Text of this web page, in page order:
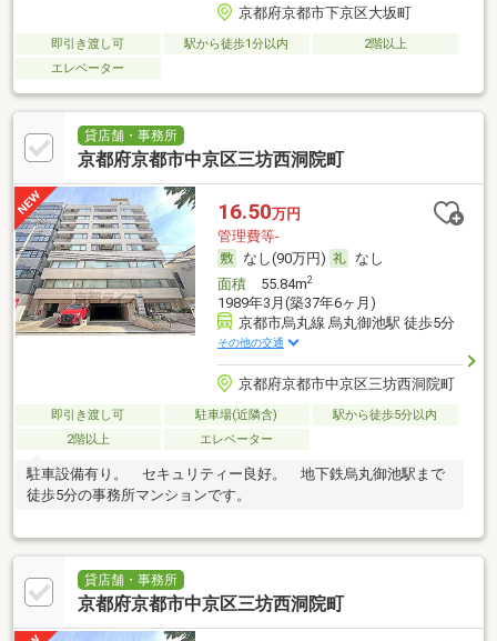
京都府京都市下京区大坂町
即引き渡し可 駅から徒歩1分以内
2階以上
エレベーター
貸店舗・事務所
京都府京都市中京区三坊西洞院町
16.50万円
管理費等-
なし(90万円)
なし
面積55.84m2
1989年3月(築37年6ヶ月)
京都市烏丸線 烏丸御池駅 徒歩5分
その他の交通
京都府京都市中京区三坊西洞院町
即引き渡し可 駐車場(近隣含)
駅から徒歩5分以内
2階以上
エレベーター
駐車設備有り。 セキュリティー良好。 地下鉄烏丸御池駅まで
徒歩5分の事務所マンションです。
貸店舗・事務所
京都府京都市中京区三坊西洞院町